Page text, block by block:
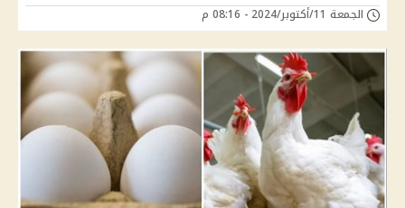
الجمعة 11/أكتوبر/2024 - 08:16 م